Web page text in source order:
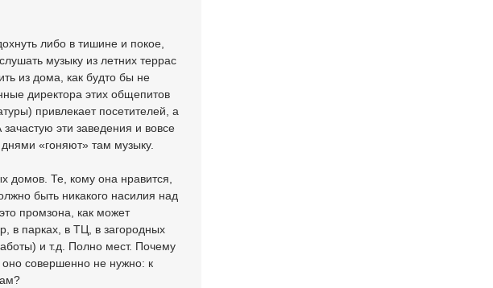
либо в тишине и покое,
музыку из летних террас
из дома, как будто бы не
директора этих общепитов
привлекает посетителей, а
эти заведения и вовсе
«гоняют» там музыку.
домов. Те, кому она нравится,
быть никакого насилия над
промзона, как может
в парках, в ТЦ, в загородных
и т.д. Полно мест. Почему
оно совершенно не нужно: к